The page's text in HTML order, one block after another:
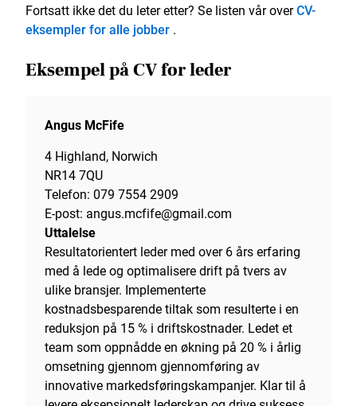
Fortsatt ikke det du leter etter? Se listen vår overCV-
eksempler for alle jobber .
Eksempel på CV for leder
Angus McFife
4 Highland, Norwich
NR14 7QU
Telefon: 079 7554 2909
E-post: angus.mcfife@gmail.com
Uttalelse
Resultatorientert leder med over 6 års erfaring
med å lede og optimalisere drift på tvers av
ulike bransjer. Implementerte
kostnadsbesparende tiltak som resulterte i en
reduksjon på 15 % i driftskostnader. Ledet et
team som oppnådde en økning på 20 % i årlig
omsetning gjennom gjennomføring av
innovative markedsføringskampanjer. Klar til å